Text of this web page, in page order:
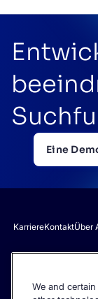
Eine
KarriereKontaktÜber
We and